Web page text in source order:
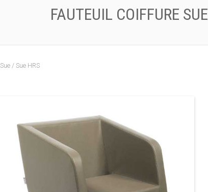
FAUTEUIL COIFFURE SUE
Sue / Sue HRS